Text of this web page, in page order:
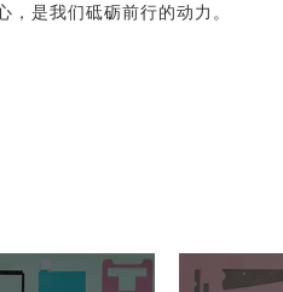
是我们砥砺前行的动力。